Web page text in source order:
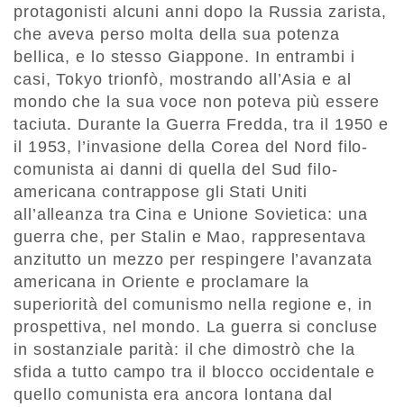
protagonisti alcuni anni dopo la Russia zarista,
che aveva perso molta della sua potenza
bellica, e lo stesso Giappone. In entrambi i
casi, Tokyo trionfò, mostrando all’Asia e al
mondo che la sua voce non poteva più essere
taciuta. Durante la Guerra Fredda, tra il 1950 e
il 1953, l’invasione della Corea del Nord filo-
comunista ai danni di quella del Sud filo-
americana contrappose gli Stati Uniti
all’alleanza tra Cina e Unione Sovietica: una
guerra che, per Stalin e Mao, rappresentava
anzitutto un mezzo per respingere l’avanzata
americana in Oriente e proclamare la
superiorità del comunismo nella regione e, in
prospettiva, nel mondo. La guerra si concluse
in sostanziale parità: il che dimostrò che la
sfida a tutto campo tra il blocco occidentale e
quello comunista era ancora lontana dal